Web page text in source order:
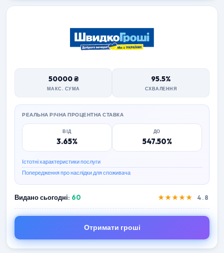
50000 ₴
МАКС. СУМА
95.5%
СХВАЛЕННЯ
РЕАЛЬНА РІЧНА ПРОЦЕНТНА СТАВКА
ВІД
3.65%
ДО
547.50%
Істотні характеристики послуги
Попередження про наслідки для споживача
Видано сьогодні: 60 ★★★★★ 4.8
Отримати гроші